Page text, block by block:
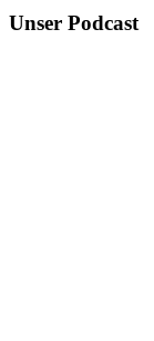
Unser Podcast